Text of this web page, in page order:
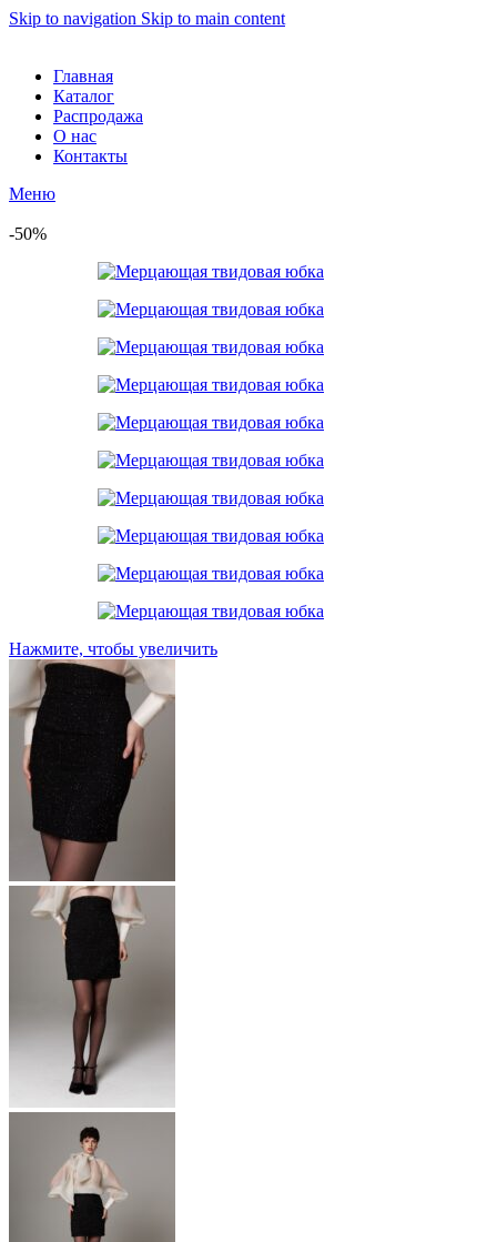
Skip to navigation Skip to main content
Главная
Каталог
Распродажа
О нас
Контакты
Меню
-50%
Нажмите, чтобы увеличить